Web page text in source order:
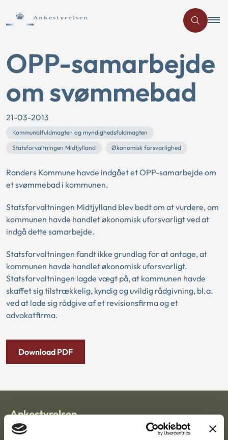
OPP-samarbejde
om svømmebad
21-03-2013
Kommunalfuldmagten og myndighedsfuldmagten
Statsforvaltningen Midtjylland
Økonomisk forsvarlighed
Randers Kommune havde indgået et OPP-samarbejde om
et svømmebad i kommunen.
Statsforvaltningen Midtjylland blev bedt om at vurdere, om
kommunen havde handlet økonomisk uforsvarligt ved at
indgå dette samarbejde.
Statsforvaltningen fandt ikke grundlag for at antage, at
kommunen havde handlet økonomisk uforsvarligt.
Statsforvaltningen lagde vægt på, at kommunen havde
skaffet sig tilstrækkelig, kyndig og uvildig rådgivning, bl.a.
ved at lade sig rådgive af et revisionsfirma og et
advokatfirma.
Download PDF
Ankestyrelsen
Postadresse: